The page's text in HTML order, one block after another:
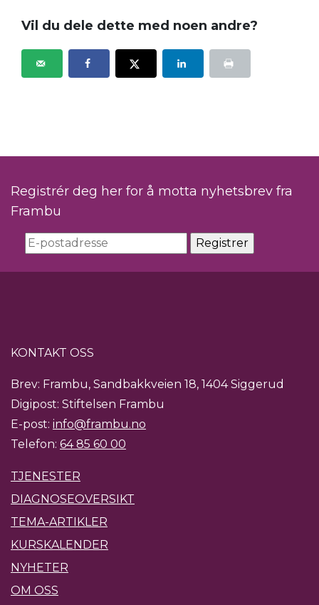
Vil du dele dette med noen andre?
Registrér deg her for å motta nyhetsbrev fra
Frambu
KONTAKT OSS
Brev: Frambu, Sandbakkveien 18, 1404 Siggerud
Digipost: Stiftelsen Frambu
E-post: info@frambu.no
Telefon: 64 85 60 00
TJENESTER
DIAGNOSEOVERSIKT
TEMA-ARTIKLER
KURSKALENDER
NYHETER
OM OSS